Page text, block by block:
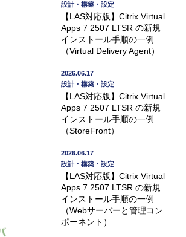
設計・構築・設定
【LAS対応版】Citrix Virtual
Apps 7 2507 LTSR の新規
インストール手順の一例
（Virtual Delivery Agent）
2026.06.17
設計・構築・設定
【LAS対応版】Citrix Virtual
Apps 7 2507 LTSR の新規
インストール手順の一例
（StoreFront）
2026.06.17
設計・構築・設定
【LAS対応版】Citrix Virtual
Apps 7 2507 LTSR の新規
インストール手順の一例
（Webサーバーと管理コン
ポーネント）